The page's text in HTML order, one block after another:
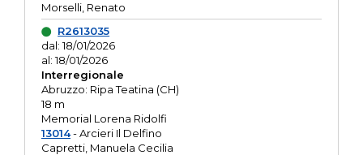
Morselli, Renato
R2613035
dal: 18/01/2026
al: 18/01/2026
Interregionale
Abruzzo: Ripa Teatina (CH)
18 m
Memorial Lorena Ridolfi
13014- Arcieri Il Delfino
Capretti, Manuela Cecilia